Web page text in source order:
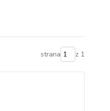
strana z 1